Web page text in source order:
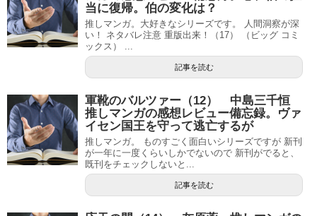
当に復帰。伯の変化は？
推しマンガ。大好きなシリーズです。 人間洞察が深
い！ ネタバレ注意 重版出来！（17） （ビッグ コミ
ックス） ...
記事を読む
軍靴のバルツァー（12） 中島三千恒
推しマンガの感想レビュー備忘録。ヴァ
イセン国王を守って逃亡するが
推しマンガ。 ものすごく面白いシリーズですが 新刊
が一年に一度くらいしかでないので 新刊がでると、
既刊をチェックしないと...
記事を読む